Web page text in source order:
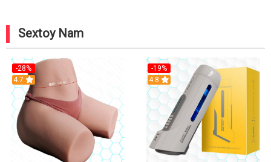
Sextoy Nam
-28%
4.7
-19%
Hot
4.8